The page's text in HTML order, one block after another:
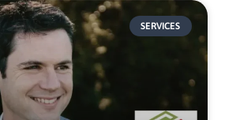
SERVICES